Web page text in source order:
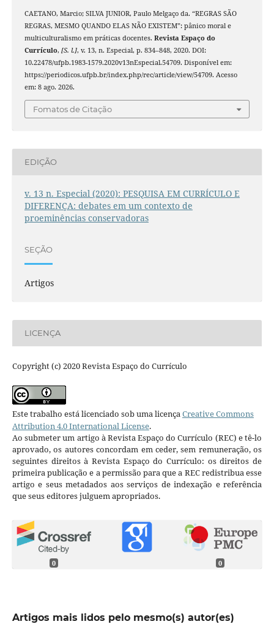
CAETANO, Marcio; SILVA JUNIOR, Paulo Melgaço da. “REGRAS SÃO
REGRAS, MESMO QUANDO ELAS NÃO EXISTEM”: pânico moral e
multiculturalismo em práticas docentes. Revista Espaço do
Currículo, [S. l.], v. 13, n. Especial, p. 834–848, 2020. DOI:
10.22478/ufpb.1983-1579.2020v13nEspecial.54709. Disponível em:
https://periodicos.ufpb.br/index.php/rec/article/view/54709. Acesso
em: 8 ago. 2026.
Fomatos de Citação
EDIÇÃO
v. 13 n. Especial (2020): PESQUISA EM CURRÍCULO E
DIFERENÇA: debates em um contexto de
proeminências conservadoras
SEÇÃO
Artigos
LICENÇA
Copyright (c) 2020 Revista Espaço do Currículo
Este trabalho está licenciado sob uma licençaCreative Commons
Attribution 4.0 International License.
Ao submeter um artigo à Revista Espaço do Currículo (REC) e tê-lo
aprovado, os autores concordam em ceder, sem remuneração, os
seguintes direitos à Revista Espaço do Currículo: os direitos de
primeira publicação e a permissão para que a REC redistribua esse
artigo e seus metadados aos serviços de indexação e referência
que seus editores julguem apropriados.
0 0
Artigos mais lidos pelo mesmo(s) autor(es)